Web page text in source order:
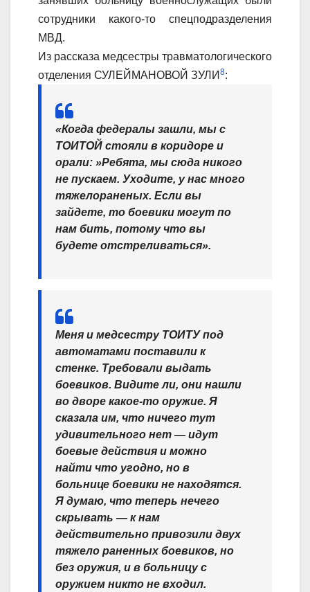
сотрудники какого-то спецподразделения
МВД.
Из рассказа медсестры травматологического
отделения СУЛЕЙМАНОВОЙ ЗУЛИ 8:
«Когда федералы зашли, мы с
ТОИТОЙ стояли в коридоре и
орали: »Ребята, мы сюда никого
не пускаем. Уходите, у нас много
тяжелораненых. Если вы
зайдете, то боевики могут по
нам бить, потому что вы
будете отстреливаться».
Меня и медсестру ТОИТУ под
автоматами поставили к
стенке. Требовали выдать
боевиков. Видите ли, они нашли
во дворе какое-то оружие. Я
сказала им, что ничего тут
удивительного нет — идут
боевые действия и можно
найти что угодно, но в
больнице боевики не находятся.
Я думаю, что теперь нечего
скрывать — к нам
действительно привозили двух
тяжело раненных боевиков, но
без оружия, и в больницу с
оружием никто не входил.